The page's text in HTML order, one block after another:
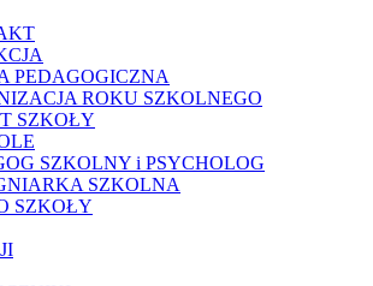
PEDAGOGICZNA
ROKU SZKOLNEGO
SZKOŁY
SZKOLNY i PSYCHOLOG
SZKOLNA
SZKOŁY